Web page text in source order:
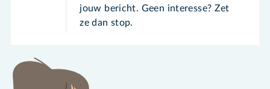
jouw bericht. Geen interesse? Zet
ze dan stop.